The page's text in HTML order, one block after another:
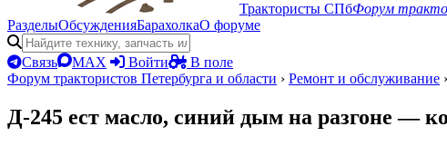
Трактористы СПбФорум
РазделыОбсужденияБарахолкаО форуме
Связь MAX Войти
В поле
Форум трактористов Петербурга и области › Ремонт и обслуживание ›
Д-245 ест масло, синий дым на разгоне —